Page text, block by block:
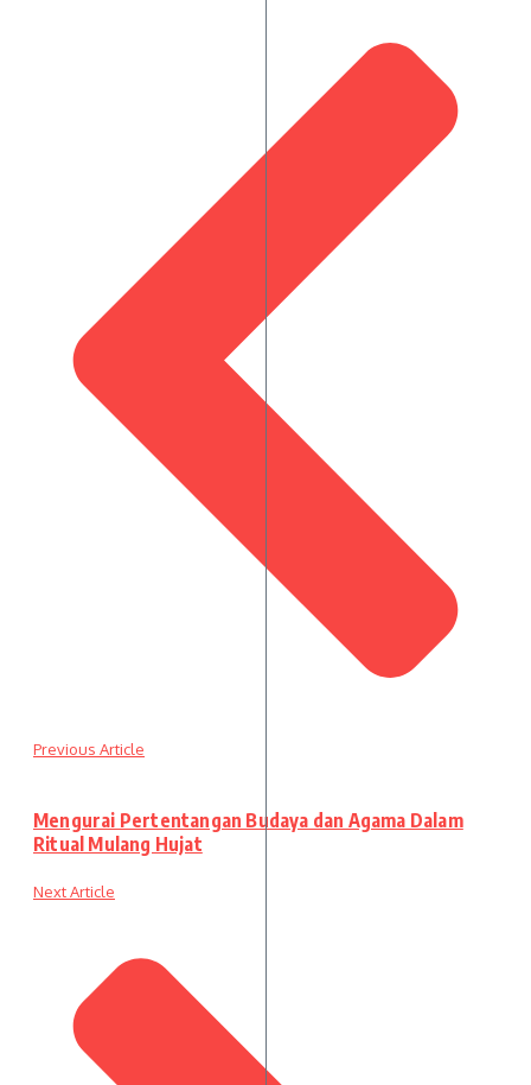
Previous Article
Mengurai Pertentangan Budaya dan Agama Dalam
Ritual Mulang Hujat
Next Article